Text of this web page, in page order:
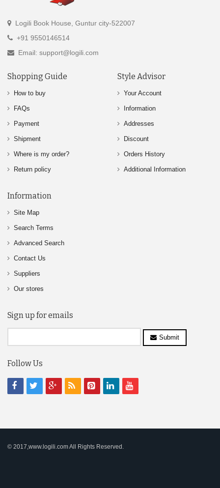
Logili Book House, Guntur city-522007
+91 9550146514
Email: support@logili.com
Shopping Guide
How to buy
FAQs
Payment
Shipment
Where is my order?
Return policy
Style Advisor
Your Account
Information
Addresses
Discount
Orders History
Additional Information
Information
Site Map
Search Terms
Advanced Search
Contact Us
Suppliers
Our stores
Sign up for emails
Submit
Follow Us
© 2017,www.logili.com All Rights Reserved.